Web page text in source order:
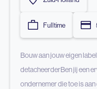
Fulltime
Bouw aan jouw eigen
detacheerderBen jij een
ondernemer die toe is